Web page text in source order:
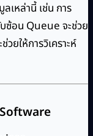
เหล่านี้ เช่น การ
ซ้อน Queue จะช่วย
ยให้การวิเคราะห์